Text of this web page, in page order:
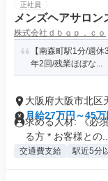
正社員
メンズヘアサロン
株式会社ｄｂｑｐ．ｃｏ
【南森町駅1分/週
年2回/残業ほぼな...
大阪府大阪市北区
月給27万円～45万
求める人材: 《必
る方 * お客様との...
交通費支給 駅近5分